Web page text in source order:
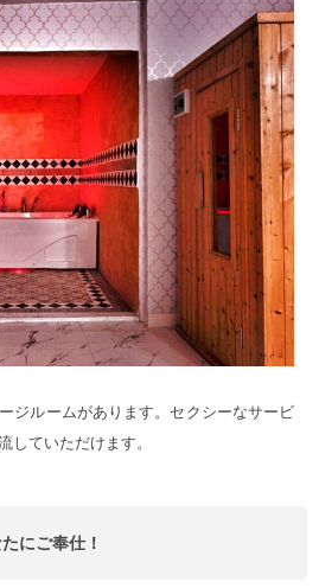
ジルームがあります。セクシーなサービ
していただけます。
にご奉仕！